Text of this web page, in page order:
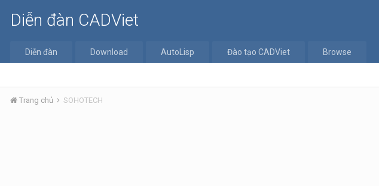
Diễn đàn CADViet
Diễn đàn Download AutoLisp Đào tạo CADViet Browse
Trang chủ SOHOTECH